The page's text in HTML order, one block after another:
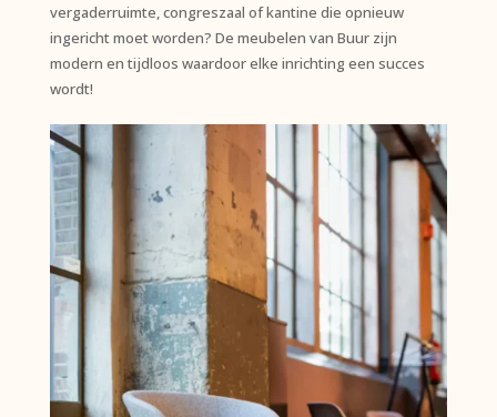
vergaderruimte, congreszaal of kantine die opnieuw
ingericht moet worden? De meubelen van Buur zijn
modern en tijdloos waardoor elke inrichting een succes
wordt!